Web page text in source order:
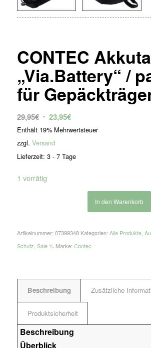
CONTEC
„Via.Battery“ /
für
29,95€ Ursprünglicher
Preis
war:
29,95€
23,95€Aktueller
Preis
Enthält 19% Mehrwertsteuer
zzgl. Versand
Lieferzeit: 3 - 7 Tage
1 vorrätig
In den Warenkorb
Artikelnummer: 07399348 Kategorien: Alle Produkte,
Schutz Sale % Marke: Contec
Beschreibung Zusätzliche
Produktsicherheit
Beschreibung
Überblick